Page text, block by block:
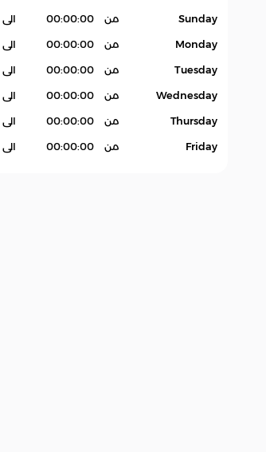
Sunday من 00:00:00 الى
Monday من 00:00:00 الى
Tuesday من 00:00:00 الى
Wednesday من 00:00:00 الى
Thursday من 00:00:00 الى
Friday من 00:00:00 الى